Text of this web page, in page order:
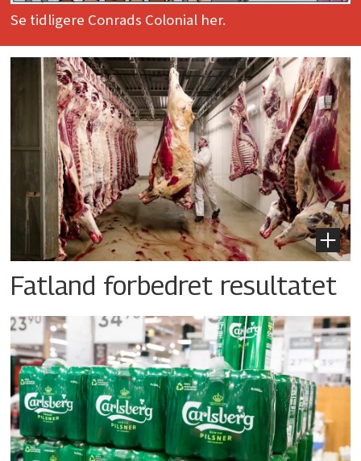
Se tidligere Conrads Colonial her.
Fatland forbedret resultatet